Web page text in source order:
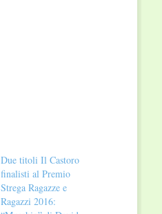
Due titoli Il Castoro
finalisti al Premio
Strega Ragazze e
Ragazzi 2016: